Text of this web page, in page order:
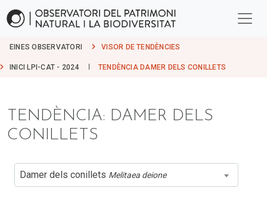
EINES OBSERVATORI VISOR DE TENDÈNCIES
INICI LPI-CAT - 2024 TENDÈNCIA DAMER DELS CONILLETS
TENDÈNCIA: DAMER DELS
CONILLETS
Damer dels conillets Melitaea deione